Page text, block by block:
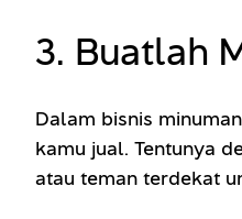
3. Buatlah
Dalam bisnis
kamu jual. Tentunya
atau teman terdekat